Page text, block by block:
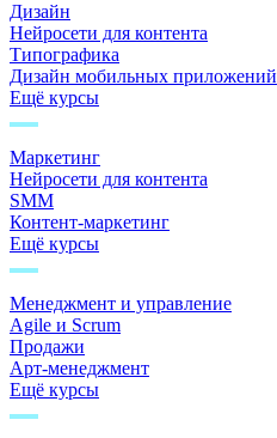
Дизайн
Нейросети для контента
Типографика
Дизайн мобильных приложений
Ещё курсы
Маркетинг
Нейросети для контента
SMM
Контент-маркетинг
Ещё курсы
Менеджмент и управление
Agile и Scrum
Продажи
Арт-менеджмент
Ещё курсы